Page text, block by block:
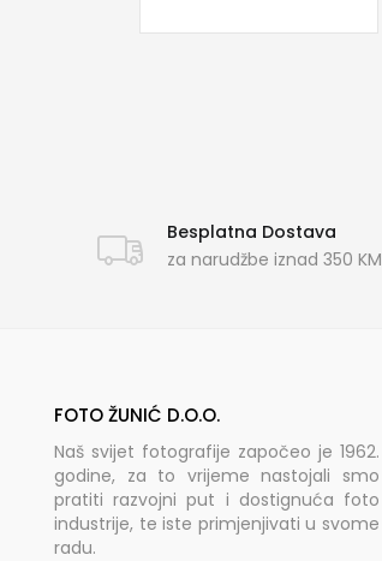
Besplatna Dostava
za narudžbe iznad 350 KM
FOTO ŽUNIĆ D.O.O.
Naš svijet fotografije započeo je 1962.
godine, za to vrijeme nastojali smo
pratiti razvojni put i dostignuća foto
industrije, te iste primjenjivati u svome
radu.